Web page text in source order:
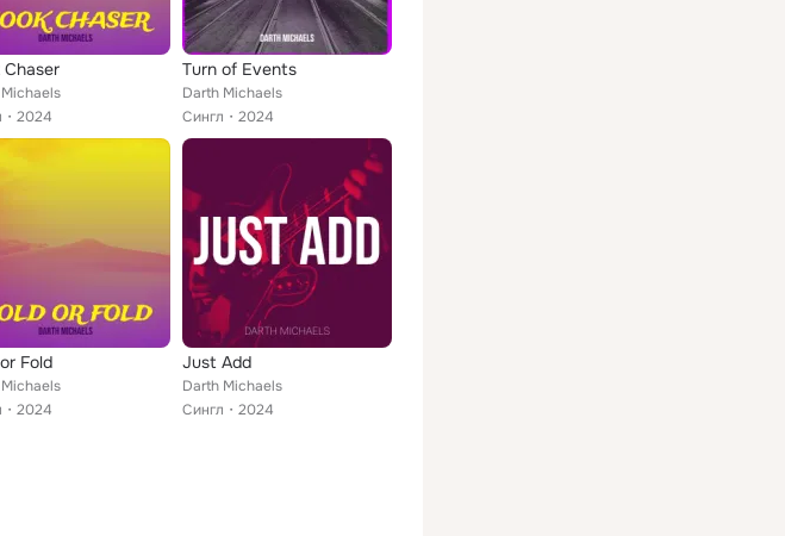
Chaser
2024
Turn of Events
Darth Michaels
Сингл
2024
Fold
2024
Just Add
Darth Michaels
Сингл
2024